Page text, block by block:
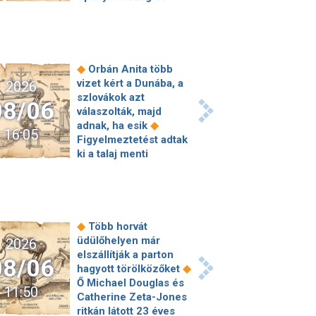
síneket, Vitézy Dávid
elmagyarázta, miért◆
Jogi lépéseket tesz a
Bosnyák téri
irodakomplexum
beruházója, ha az
állam felmondja a
milliárd forintnyi uniós
pénzt◆Megbénult az
ivóvíztárolók töltése
Ózdon – de máshol is
komoly nehézségek
adódtak◆ Sűrített
járatokkal készül a
2026
06
16:05
◆ Orbán Anita több
vizet kért a Dunába, a
szlovákok azt
válaszolták, majd
adnak, ha esik ◆
Figyelmeztetést adtak
ki a talaj menti
meg a Colosseum
mellett◆Megdőltek a
melegrekordok
Magyarországon:
Budakalászon 41,4,
János-hegyen 28
fokos hajnal◆ Új
2026
06
11:50
◆ Több horvát
üdülőhelyen már
elszállítják a parton
hagyott törölközőket ◆
Ő Michael Douglas és
Catherine Zeta-Jones
ritkán látott 23 éves